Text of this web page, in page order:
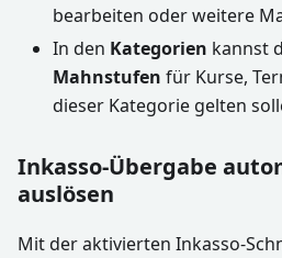
bearbeiten oder weitere
In den Kategorien kannst
Mahnstufen für Kurse,
dieser Kategorie gelten
Inkasso-Übergabe
auslösen
Mit der aktivierten Inkasso-